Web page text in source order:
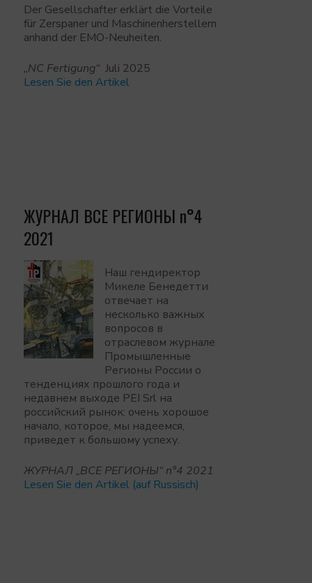
Der Gesellschafter erklärt die Vorteile
für Zerspaner und Maschinenherstellern
anhand der EMO-Neuheiten.
„NC Fertigung“Juli 2025
Lesen Sie den Artikel
ЖУРНАЛ BCE РЕГИОНЫ n°4
2021
Наш гендиректор
Микеле Бенедетти
отвечает на
несколько важных
вопросов в
отраслевом журнале
Промышленные
Регионы России о
тенденциях прошлого года и
недавнем выходе PEI Srl на
российский рынок: очень хорошое
начало, которое, мы надеемся,
приведет к большому успеху.
ЖУРНАЛ „BCE РЕГИОНЫ“ n°4 2021
Lesen Sie den Artikel (auf Russisch)